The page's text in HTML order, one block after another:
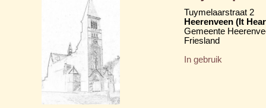
Tuymelaarstraat 2
Heerenveen (It
Gemeente
Friesland
In gebruik